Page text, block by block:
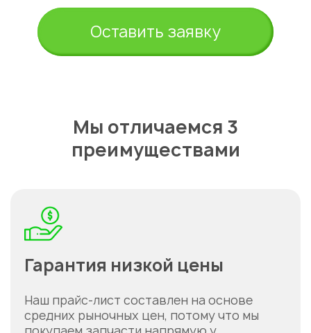
Оставить заявку
Мы отличаемся 3
преимуществами
Гарантия низкой цены
Наш прайс-лист составлен на основе
средних рыночных цен, потому что мы